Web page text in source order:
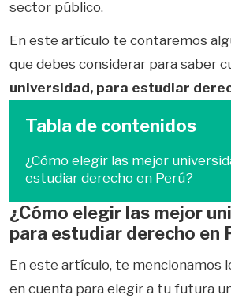
sector público.
En este artículo te contaremos
que debes considerar para saber
universidad, para estudiar
Tabla de contenidos
¿Cómo elegir las mejor
estudiar derecho en Perú?
¿Cómo elegir las mejor
para estudiar derecho en
En este artículo, te mencionamos
en cuenta para elegir a tu futura